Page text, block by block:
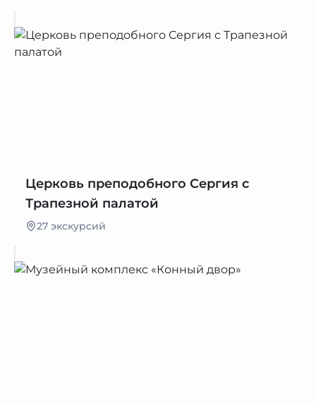
Церковь преподобного Сергия с
Трапезной палатой
27 экскурсий